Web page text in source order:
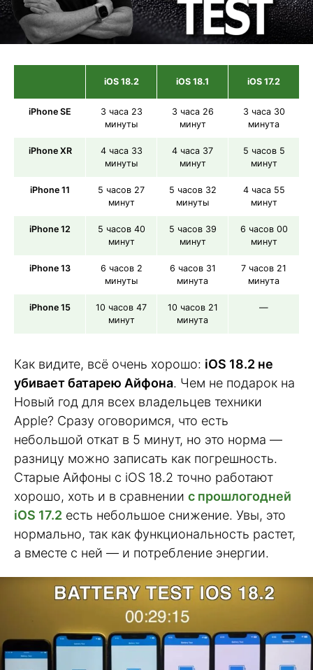
iOS 18.2 iOS 18.1 iOS 17.2
iPhone SE
3 часа 23
минуты
3 часа 26
минут
3 часа 30
минута
iPhone XR
4 часа 33
минуты
4 часа 37
минут
5 часов 5
минут
iPhone 11
5 часов 27
минут
5 часов 32
минуты
4 часа 55
минут
iPhone 12
5 часов 40
минут
5 часов 39
минут
6 часов 00
минут
iPhone 13
6 часов 2
минуты
6 часов 31
минута
7 часов 21
минута
iPhone 15
10 часов 47
минут
10 часов 21
минута
—
Как видите, всё очень хорошо: iOS 18.2 не
убивает батарею Айфона. Чем не подарок на
Новый год для всех владельцев техники
Apple? Сразу оговоримся, что есть
небольшой откат в 5 минут, но это норма —
разницу можно записать как погрешность.
Старые Айфоны с iOS 18.2 точно работают
хорошо, хоть и в сравнении с прошлогодней
iOS 17.2 есть небольшое снижение. Увы, это
нормально, так как функциональность растет,
а вместе с ней — и потребление энергии.